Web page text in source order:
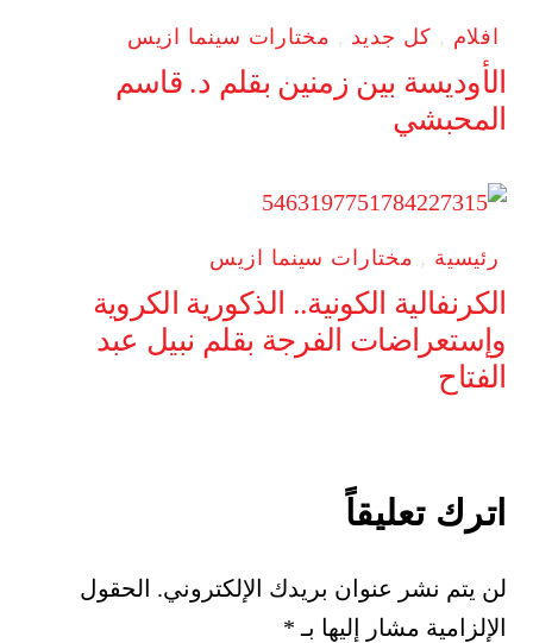
افلام , كل جديد , مختارات سينما ازيس
الأوديسة بين زمنين بقلم د. قاسم
المحبشي
رئيسية , مختارات سينما ازيس
الكرنفالية الكونية.. الذكورية الكروية
وإستعراضات الفرجة بقلم نبيل عبد
الفتاح
اترك تعليقاً
لن يتم نشر عنوان بريدك الإلكتروني. الحقول
الإلزامية مشار إليها بـ *